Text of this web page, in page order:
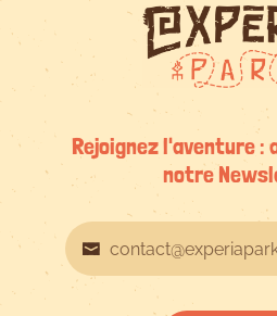
Rejoignez l'aventure :
notre